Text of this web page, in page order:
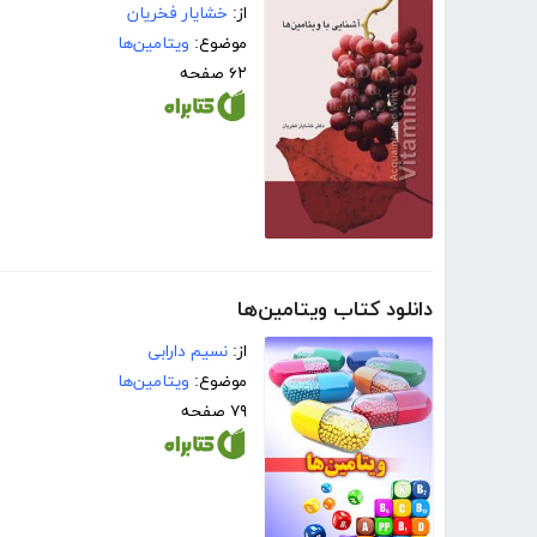
از: خشایار فخریان
موضوع: ویتامین‌ها
۶۲ صفحه
دانلود کتاب ویتامین‌ها
از: نسیم دارابی
موضوع: ویتامین‌ها
۷۹ صفحه